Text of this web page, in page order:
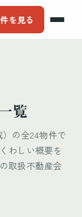
を見る
覧
の全24物件で
わしい概要を
取扱不動産会